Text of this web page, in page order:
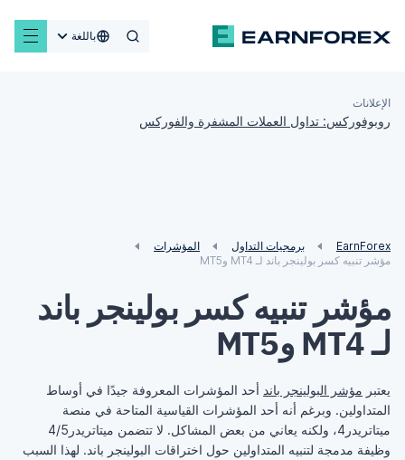
باللغة
الإعلانات
روبوفوركس: تداول العملات المشفرة والفوركس
EarnForex برمجيات التداول
المؤشرات
مؤشر تنبيه كسر بولينجر باند لـ MT4 وMT5
مؤشر تنبيه كسر بولينجر باند
لـ MT4 وMT5
يعتبر مؤشر البولينجر باند أحد المؤشرات المعروفة جيدًا في أوساط
المتداولين. وبرغم أنه أحد المؤشرات القياسية المتاحة في منصة
ميتاتريدر4، ولكنه يعاني من بعض المشاكل. لا تتضمن ميتاتريدر4/5
وظيفة مدمجة لتنبيه المتداولين حول اختراقات البولينجر باند. لهذا السبب